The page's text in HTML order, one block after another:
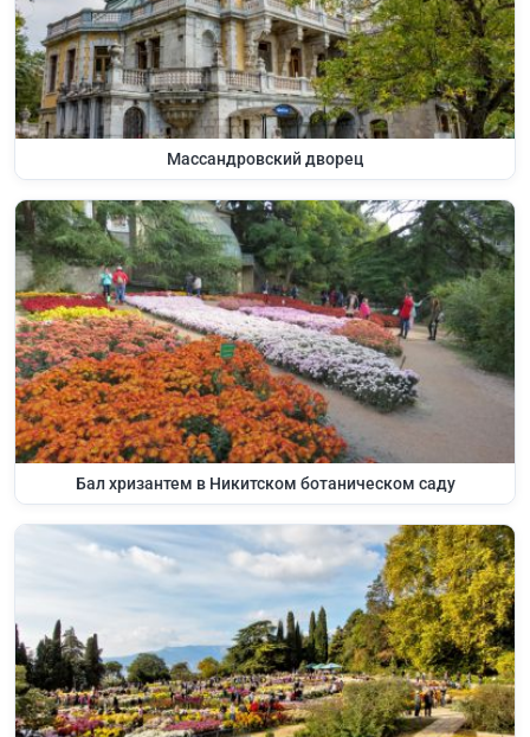
Массандровский дворец
Бал хризантем в Никитском ботаническом саду